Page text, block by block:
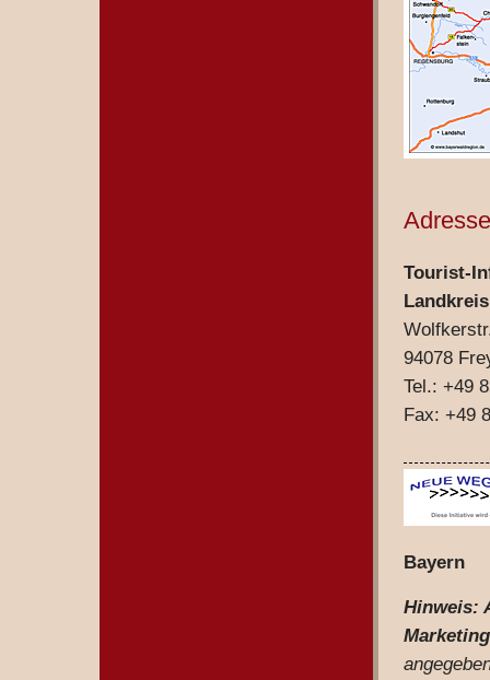
Tourist-
94078
Tel.: +49
Fax: +49
Bayern
Hinweis: